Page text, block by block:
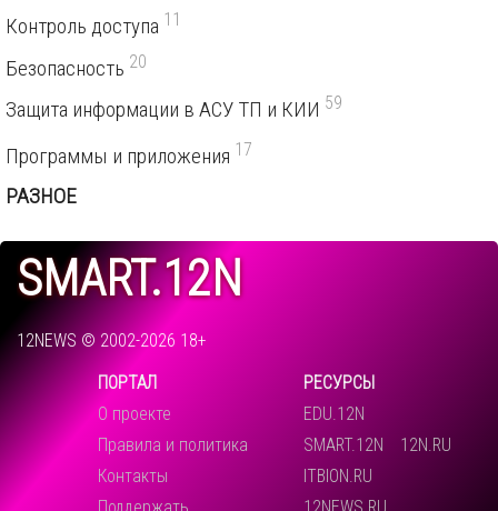
Контроль доступа 11
Безопасность 20
Защита информации в АСУ ТП и КИИ 59
Программы и приложения 17
РАЗНОЕ
SMART.12N
12NEWS © 2002-2026 18+
ПОРТАЛ
О проекте
Правила и политика
Контакты
Поддержать
РЕСУРСЫ
EDU.12N
SMART.12N
12N.RU
ITBION.RU
12NEWS.RU